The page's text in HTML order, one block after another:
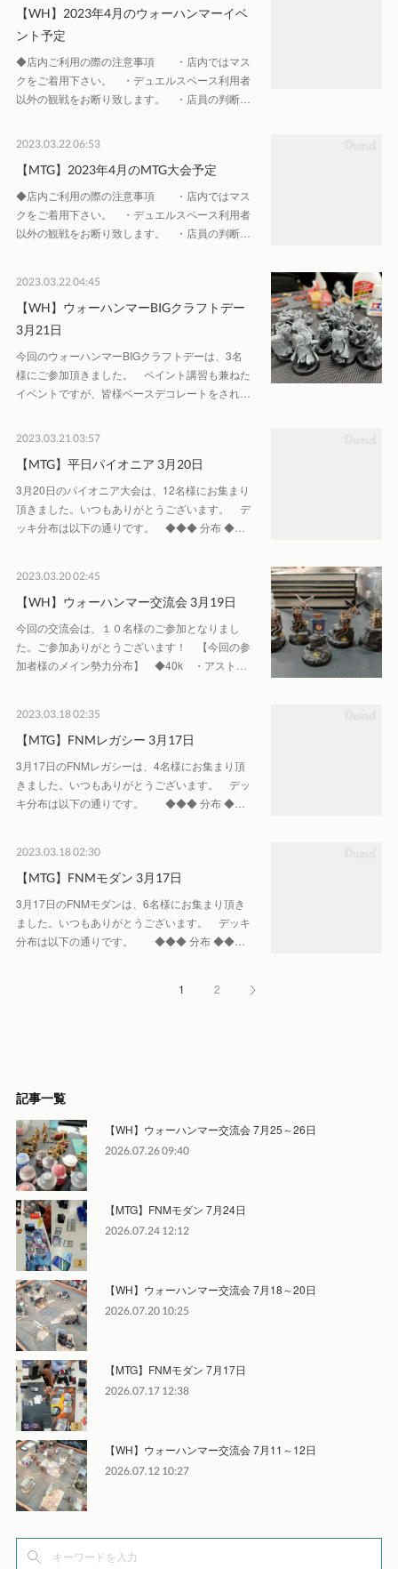
【WH】2023年4月のウォーハンマーイベ
ント予定
◆店内ご利用の際の注意事項 ・店内ではマス
クをご着用下さい。 ・デュエルスペース利用者
以外の観戦をお断り致します。 ・店員の判断…
2023.03.22 06:53
【MTG】2023年4月のMTG大会予定
◆店内ご利用の際の注意事項 ・店内ではマス
クをご着用下さい。 ・デュエルスペース利用者
以外の観戦をお断り致します。 ・店員の判断…
2023.03.22 04:45
【WH】ウォーハンマーBIGクラフトデー
3月21日
今回のウォーハンマーBIGクラフトデーは、3名
様にご参加頂きました。 ペイント講習も兼ねた
イベントですが、皆様ベースデコレートをされ…
2023.03.21 03:57
【MTG】平日パイオニア 3月20日
3月20日のパイオニア大会は、12名様にお集まり
頂きました。いつもありがとうございます。 デ
ッキ分布は以下の通りです。 ◆◆◆ 分布 ◆…
2023.03.20 02:45
【WH】ウォーハンマー交流会 3月19日
今回の交流会は、１０名様のご参加となりまし
た。ご参加ありがとうございます！ 【今回の参
加者様のメイン勢力分布】 ◆40k ・アスト…
2023.03.18 02:35
【MTG】FNMレガシー 3月17日
3月17日のFNMレガシーは、4名様にお集まり頂
きました。いつもありがとうございます。 デッ
キ分布は以下の通りです。 ◆◆◆ 分布 ◆…
2023.03.18 02:30
【MTG】FNMモダン 3月17日
3月17日のFNMモダンは、6名様にお集まり頂き
ました。いつもありがとうございます。 デッキ
分布は以下の通りです。 ◆◆◆ 分布 ◆◆…
1 2
記事一覧
【WH】ウォーハンマー交流会 7月25～26日
2026.07.26 09:40
【MTG】FNMモダン 7月24日
2026.07.24 12:12
【WH】ウォーハンマー交流会 7月18～20日
2026.07.20 10:25
【MTG】FNMモダン 7月17日
2026.07.17 12:38
【WH】ウォーハンマー交流会 7月11～12日
2026.07.12 10:27